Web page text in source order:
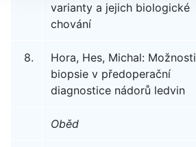
varianty a jejich biologické
chování
8.
Hora, Hes, Michal: Možnosti
biopsie v předoperační
diagnostice nádorů ledvin
Oběd